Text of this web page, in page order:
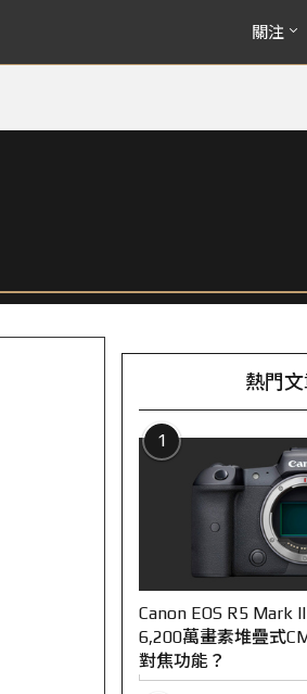
關注
熱門
1
Canon EOS R5 Mark
6,200萬畫素堆疊式
對焦功能？